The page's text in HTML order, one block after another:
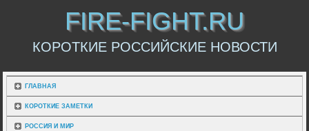
FIRE-FIGHT.RU
КОРОТКИЕ РОССИЙСКИЕ НОВОСТИ
ГЛАВНАЯ
КОРОТКИЕ ЗАМЕТКИ
РОССИЯ И МИР